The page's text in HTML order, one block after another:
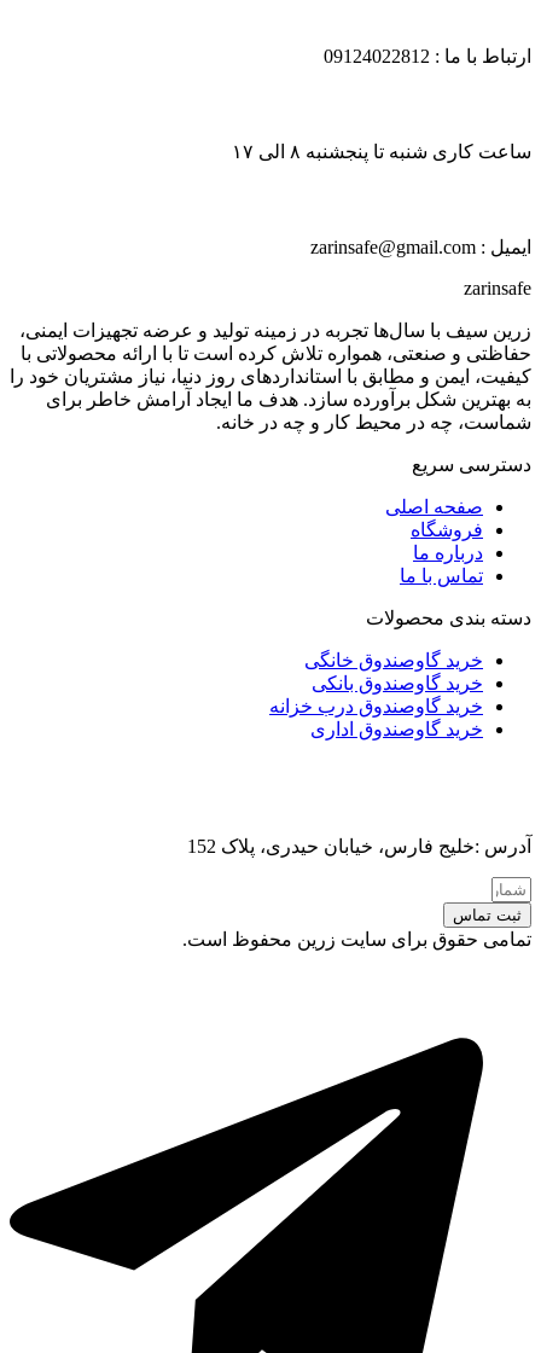
ارتباط با ما : 09124022812
ساعت کاری شنبه تا پنجشنبه ۸ الی ۱۷
ایمیل : zarinsafe@gmail.com
zarinsafe
زرین سیف با سال‌ها تجربه در زمینه تولید و عرضه تجهیزات ایمنی،
حفاظتی و صنعتی، همواره تلاش کرده است تا با ارائه محصولاتی با
کیفیت، ایمن و مطابق با استانداردهای روز دنیا، نیاز مشتریان خود را
به بهترین شکل برآورده سازد. هدف ما ایجاد آرامش خاطر برای
شماست، چه در محیط کار و چه در خانه.
دسترسی سریع
صفحه اصلی
فروشگاه
درباره ما
تماس با ما
دسته بندی محصولات
خرید گاوصندوق خانگی
خرید گاوصندوق بانکی
خرید گاوصندوق درب خزانه
خرید گاوصندوق اداری
آدرس :خلیج فارس، خیابان حیدری، پلاک 152
ثبت تماس
تمامی حقوق برای سایت زرین محفوظ است.